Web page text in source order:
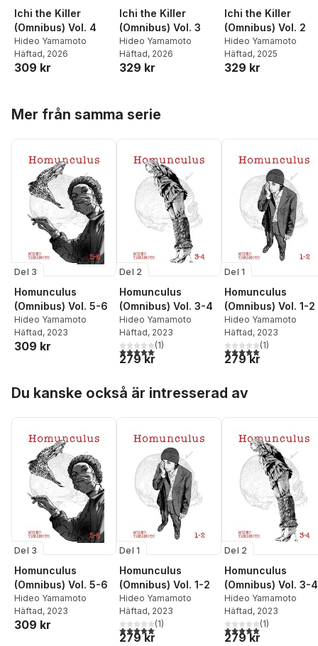
Ichi the Killer
(Omnibus) Vol. 4
Hideo Yamamoto
Häftad, 2026
309 kr
Ichi the Killer
(Omnibus) Vol. 3
Hideo Yamamoto
Häftad, 2026
329 kr
Ichi the Killer
(Omnibus) Vol. 2
Hideo Yamamoto
Häftad, 2025
329 kr
Mer från samma serie
Del 3
Homunculus
(Omnibus) Vol. 5-6
Hideo Yamamoto
Häftad, 2023
309 kr
Del 2
Homunculus
(Omnibus) Vol. 3-4
Hideo Yamamoto
Häftad, 2023
5,0utav 5 stjärnor. Totalt antal röster:
(1)
279 kr
Del 1
Homunculus
(Omnibus) Vol. 1-2
Hideo Yamamoto
Häftad, 2023
5,0utav 5 stjärnor.
(1)
279 kr
Du kanske också är intresserad av
Del 3
Homunculus
(Omnibus) Vol. 5-6
Hideo Yamamoto
Häftad, 2023
309 kr
Del 1
Homunculus
(Omnibus) Vol. 1-2
Hideo Yamamoto
Häftad, 2023
5,0utav 5 stjärnor. Totalt antal röster:
(1)
279 kr
Del 2
Homunculus
(Omnibus) Vol. 3-4
Hideo Yamamoto
Häftad, 2023
5,0utav 5 stjärnor.
(1)
279 kr